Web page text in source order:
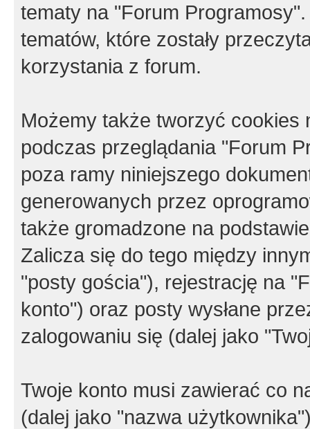
tematy na "Forum
tematów, które zostały
korzystania z forum.
Możemy także tworzyć cookies
podczas przeglądania "Forum
poza ramy niniejszego
generowanych przez
także gromadzone na
Zalicza się do tego między
"posty gościa"), rejestrację na
konto") oraz posty wysłane
zalogowaniu się (dalej jako
Twoje konto musi zawierać co
(dalej jako "nazwa